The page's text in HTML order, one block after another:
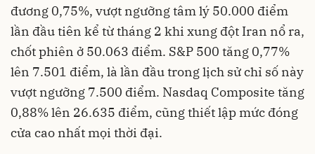
đương 0,75%, vượt ngưỡng tâm lý 50.000 điểm
lần đầu tiên kể từ tháng 2 khi xung đột Iran nổ ra,
chốt phiên ở 50.063 điểm. S&P 500 tăng 0,77%
lên 7.501 điểm, là lần đầu trong lịch sử chỉ số này
vượt ngưỡng 7.500 điểm. Nasdaq Composite tăng
0,88% lên 26.635 điểm, cũng thiết lập mức đóng
cửa cao nhất mọi thời đại.